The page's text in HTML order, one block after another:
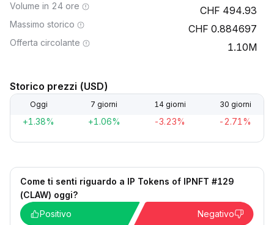
Volume in 24 ore 494.93
Massimo storico 0.884697
Offerta circolante 1.10M
Storico prezzi (USD)
Oggi 7 giorni 14 giorni 30 giorni
+1.38% +1.06% -3.23% -2.71%
Come ti senti riguardo a IP Tokens of IPNFT #129
(CLAW) oggi?
Positivo
Negativo